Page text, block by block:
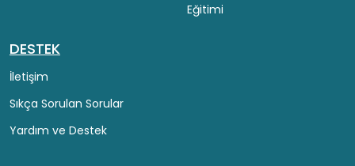
Eğitimi
DESTEK
İletişim
Sıkça Sorulan Sorular
Yardım ve Destek